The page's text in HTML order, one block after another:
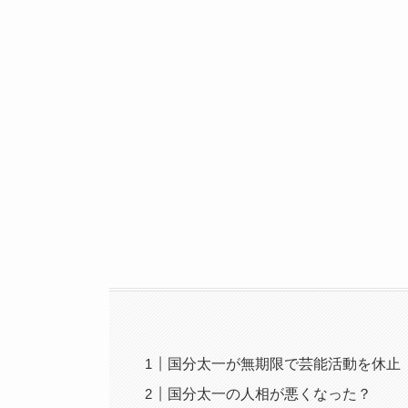
国分太一が無期限で芸能活動を休止
国分太一の人相が悪くなった？